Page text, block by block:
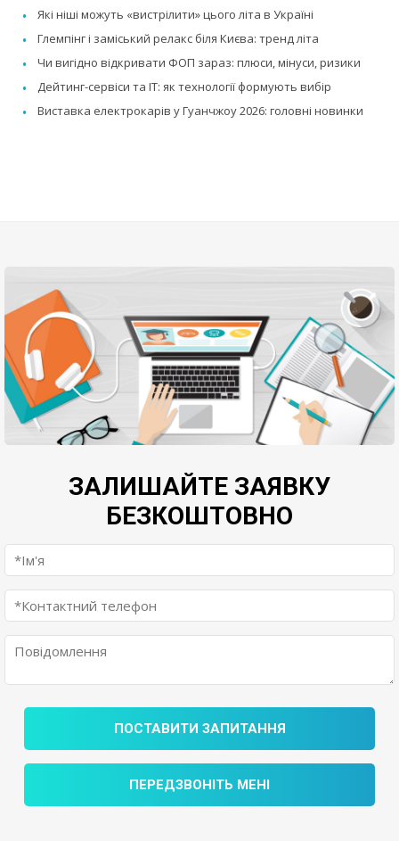
Які ніші можуть «вистрілити» цього літа в Україні
Глемпінг і заміський релакс біля Києва: тренд літа
Чи вигідно відкривати ФОП зараз: плюси, мінуси, ризики
Дейтинг-сервіси та IT: як технології формують вибір
Виставка електрокарів у Гуанчжоу 2026: головні новинки
ЗАЛИШАЙТЕ ЗАЯВКУ
БЕЗКОШТОВНО
ПОСТАВИТИ ЗАПИТАННЯ
ПЕРЕДЗВОНІТЬ МЕНІ